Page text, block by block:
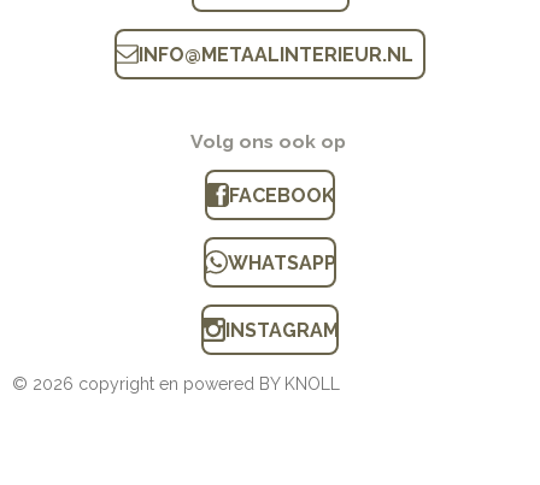
INFO@METAALINTERIEUR.NL
Volg ons ook op
FACEBOOK
WHATSAPP
INSTAGRAM
© 2026 copyright en powered BY KNOLL